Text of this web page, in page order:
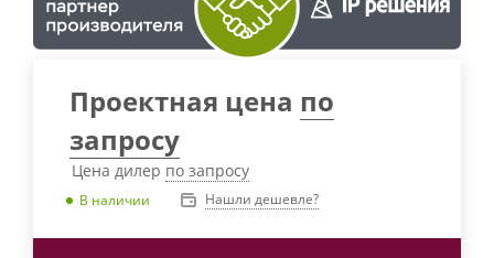
Проектная цена по
запросу
Цена дилер по запросу
В наличии Нашли дешевле?